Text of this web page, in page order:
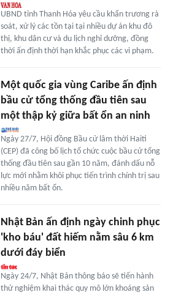
UBND tỉnh Thanh Hóa yêu cầu khẩn trương rà
soát, xử lý các tồn tại tại nhiều dự án khu đô
thị, khu dân cư và du lịch nghỉ dưỡng, đồng
thời ấn định thời hạn khắc phục các vi phạm.
Một quốc gia vùng Caribe ấn định
bầu cử tổng thống đầu tiên sau
một thập kỷ giữa bất ổn an ninh
Ngày 27/7, Hội đồng Bầu cử lâm thời Haiti
(CEP) đã công bố lịch tổ chức cuộc bầu cử tổng
thống đầu tiên sau gần 10 năm, đánh dấu nỗ
lực mới nhằm khôi phục tiến trình chính trị sau
nhiều năm bất ổn.
Nhật Bản ấn định ngày chinh phục
'kho báu' đất hiếm nằm sâu 6 km
dưới đáy biển
Ngày 24/7, Nhật Bản thông báo sẽ tiến hành
thử nghiệm khai thác quy mô lớn khoáng sản